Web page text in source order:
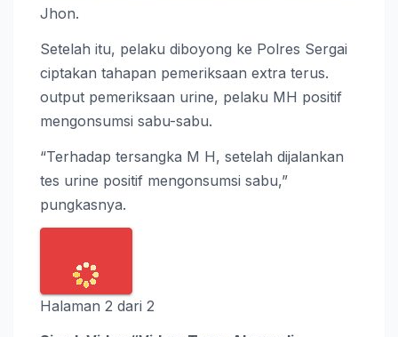
Jhon.
Setelah itu, pelaku diboyong ke Polres Sergai
ciptakan tahapan pemeriksaan extra terus.
output pemeriksaan urine, pelaku MH positif
mengonsumsi sabu-sabu.
“Terhadap tersangka M H, setelah dijalankan
tes urine positif mengonsumsi sabu,”
pungkasnya.
Halaman 2 dari 2